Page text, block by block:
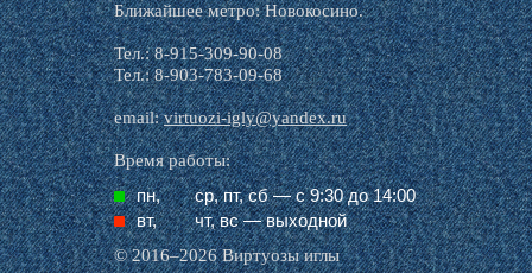
Ближайшее метро: Новокосино.
Тел.: 8-915-309-90-08
Тел.: 8-903-783-09-68
email:virtuozi-igly@yandex.ru
Время работы:
пн,
ср, пт, cб — с 9:30 до 14:00
вт,
чт, вс — выходной
© 2016–2026 Виртуозы иглы